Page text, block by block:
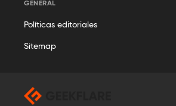
GENERAL
Políticas editoriales
Sitemap